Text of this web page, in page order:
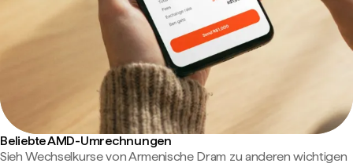
Beliebte AMD-Umrechnungen
Sieh Wechselkurse von Armenische Dram zu anderen wichtigen